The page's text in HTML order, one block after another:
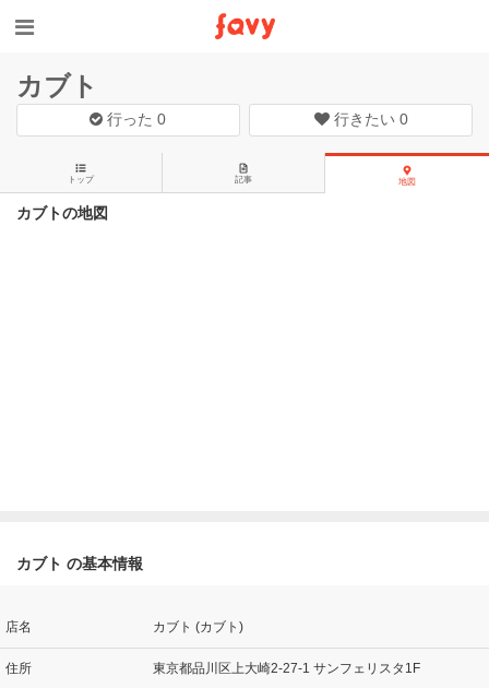
カブト
行った0 行きたい 0
トップ 記事 地図
カブトの地図
カブト の基本情報
店名 カブト (カブト)
住所 東京都品川区上大崎2-27-1 サンフェリスタ1F